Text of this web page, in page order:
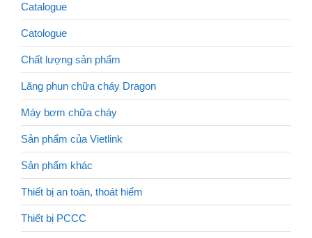
Catalogue
Catologue
Chất lượng sản phẩm
Lăng phun chữa cháy Dragon
Máy bơm chữa cháy
Sản phẩm của Vietlink
Sản phẩm khác
Thiết bị an toàn, thoát hiểm
Thiết bị PCCC